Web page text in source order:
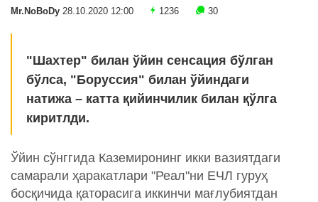
Mr.NoBoDy 28.10.2020 12:00 1236 30
"Шахтер" билан ўйин сенсация бўлган
бўлса, "Боруссия" билан ўйиндаги
натижа – катта қийинчилик билан қўлга
киритлди.
Ўйин сўнггида Каземиронинг икки вазиятдаги
самарали ҳаракатлари "Реал"ни ЕЧЛ гуруҳ
босқичида қаторасига иккинчи мағлубиятдан